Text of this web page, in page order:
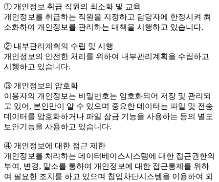
① 개인정보 취급 직원의 최소화 및 교육
개인정보를 취급하는 직원을 지정하고 담당자에 한정시켜 최
소화하여 개인정보를 관리하는 대책을 시행하고 있습니다.
② 내부관리계획의 수립 및 시행
개인정보의 안전한 처리를 위하여 내부관리계획을 수립하고
시행하고 있습니다.
③ 개인정보의 암호화
이용자의 개인정보는 비밀번호는 암호화되어 저장 및 관리되
고 있어, 본인만이 알 수 있으며 중요한 데이터는 파일 및 전송
데이터를 암호화하거나 파일 잠금 기능을 사용하는 등의 별도
보안기능을 사용하고 있습니다.
④ 개인정보에 대한 접근 제한
개인정보를 처리하는 데이터베이스시스템에 대한 접근권한의
부여, 변경, 말소를 통하여 개인정보에 대한 접근통제를 위하
여 필요한 조치를 하고 있으며 침입차단시스템을 이용하여 외